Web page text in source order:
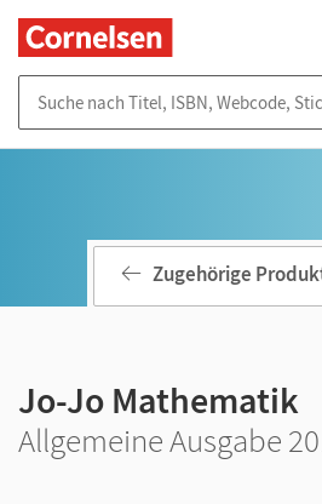
Zugehörige
Jo-Jo Mathematik
Allgemeine Ausgabe